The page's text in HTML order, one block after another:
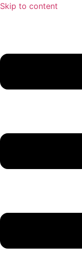
Skip to content